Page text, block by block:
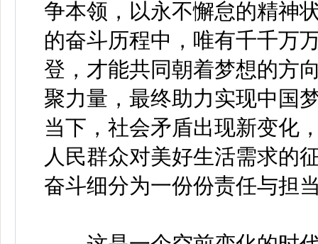
争本领，以永不懈怠的精神
的奋斗历程中，唯有千千万
登，才能共同朝着梦想的方
聚力量，最终助力实现中国
当下，社会矛盾出现新变化
人民群众对美好生活需求的
奋斗细分为一份份责任与担